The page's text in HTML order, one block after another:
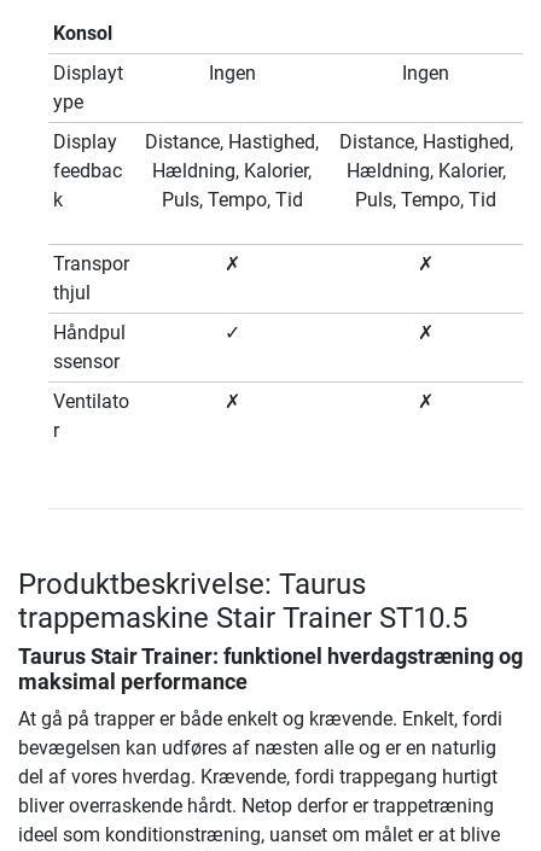
Konsol
Displayt
ype
Ingen Ingen
Display
feedbac
k
Distance, Hastighed,
Hældning, Kalorier,
Puls, Tempo, Tid
Distance, Hastighed,
Hældning, Kalorier,
Puls, Tempo, Tid
Transpor
thjul
✗ ✗
Håndpul
ssensor
✓ ✗
Ventilato
r
✗ ✗
Produktbeskrivelse: Taurus
trappemaskine Stair Trainer ST10.5
Taurus Stair Trainer: funktionel hverdagstræning og
maksimal performance
At gå på trapper er både enkelt og krævende. Enkelt, fordi
bevægelsen kan udføres af næsten alle og er en naturlig
del af vores hverdag. Krævende, fordi trappegang hurtigt
bliver overraskende hårdt. Netop derfor er trappetræning
ideel som konditionstræning, uanset om målet er at blive